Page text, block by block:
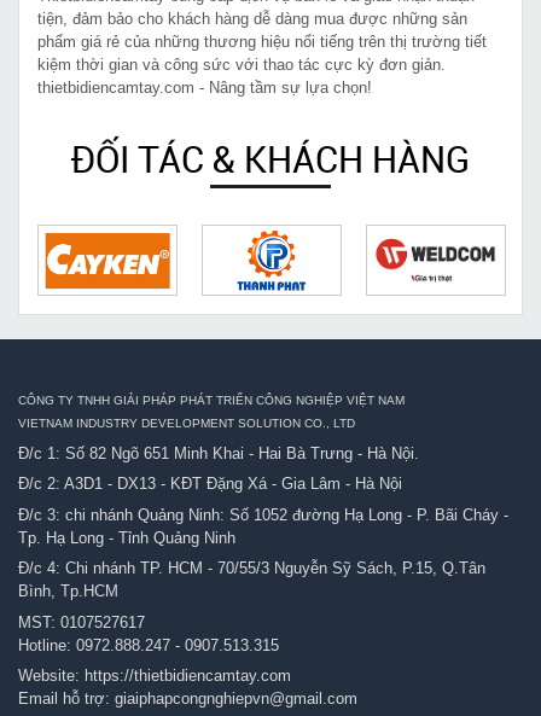
tiện, đảm bảo cho khách hàng dễ dàng mua được những sản
phẩm giá rẻ của những thương hiệu nổi tiếng trên thị trường tiết
kiệm thời gian và công sức với thao tác cực kỳ đơn giản.
thietbidiencamtay.com - Nâng tầm sự lựa chọn!
ĐỐI TÁC & KHÁCH HÀNG
CÔNG TY TNHH GIẢI PHÁP PHÁT TRIỂN CÔNG NGHIỆP VIỆT NAM
VIETNAM INDUSTRY DEVELOPMENT SOLUTION CO., LTD
Đ/c 1: Số 82 Ngõ 651 Minh Khai - Hai Bà Trưng - Hà Nội.
Đ/c 2: A3D1 - DX13 - KĐT Đặng Xá - Gia Lâm - Hà Nội
Đ/c 3: chi nhánh Quảng Ninh: Số 1052 đường Hạ Long - P. Bãi Cháy -
Tp. Hạ Long - Tỉnh Quảng Ninh
Đ/c 4: Chi nhánh TP. HCM - 70/55/3 Nguyễn Sỹ Sách, P.15, Q.Tân
Bình, Tp.HCM
MST: 0107527617
Hotline: 0972.888.247 - 0907.513.315
Website: https://thietbidiencamtay.com
Email hỗ trợ: giaiphapcongnghiepvn@gmail.com